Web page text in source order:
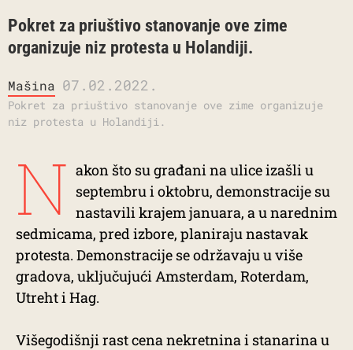
Pokret za priuštivo stanovanje ove zime
organizuje niz protesta u Holandiji.
Mašina 07.02.2022.
Pokret za priuštivo stanovanje ove zime organizuje
niz protesta u Holandiji.
N akon što su građani na ulice izašli u
septembru i oktobru, demonstracije su
nastavili krajem januara, a u narednim
sedmicama, pred izbore, planiraju nastavak
protesta. Demonstracije se održavaju u više
gradova, uključujući Amsterdam, Roterdam,
Utreht i Hag.
Višegodišnji rast cena nekretnina i stanarina u